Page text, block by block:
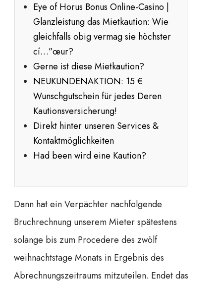
Eye of Horus Bonus Online-Casino |
Glanzleistung das Mietkaution: Wie
gleichfalls obig vermag sie höchster
cí…”œur?
Gerne ist diese Mietkaution?
NEUKUNDENAKTION: 15 €
Wunschgutschein für jedes Deren
Kautionsversicherung!
Direkt hinter unseren Services &
Kontaktmöglichkeiten
Had been wird eine Kaution?
Dann hat ein Verpächter nachfolgende
Bruchrechnung unserem Mieter spätestens
solange bis zum Procedere des zwölf
weihnachtstage Monats in Ergebnis des
Abrechnungszeitraums mitzuteilen. Endet das